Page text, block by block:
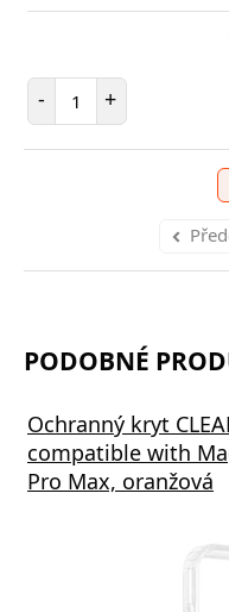
- Počet položek
+
položek
+
PODOBNÉ
Ochranný kryt
compatible with
Pro Max, oranžová